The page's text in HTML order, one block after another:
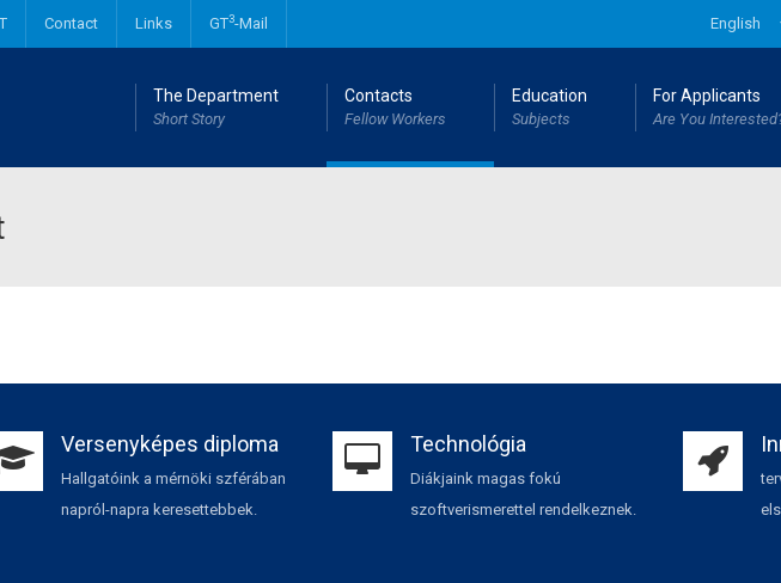
Contact Links GT3-Mail
The Department
Short Story
Contacts
Fellow Workers
Education
Subjects
For Applicants
Are You
Versenyképes diploma
Hallgatóink a mérnöki szférában
napról-napra keresettebbek.
Technológia
Diákjaink magas fokú
szoftverismerettel rendelkeznek.